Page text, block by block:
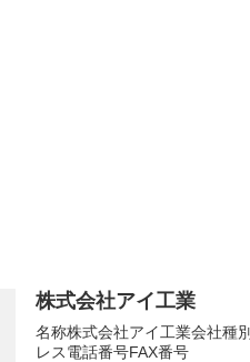
株式会社アイ工業
名称株式会社アイ工業会社種
レス電話番号FAX番号